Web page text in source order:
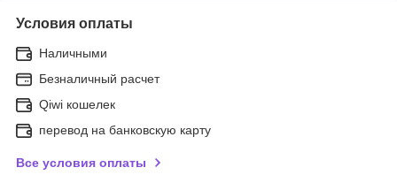
Условия оплаты
Наличными
Безналичный расчет
Qiwi кошелек
перевод на банковскую карту
Все условия оплаты